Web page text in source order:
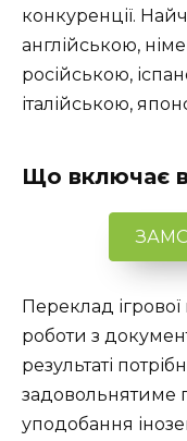
конкуренції.
англійською,
російською,
італійською,
Що включає в
Переклад ігрової
роботи з
результаті
задовольнятиме
уподобання